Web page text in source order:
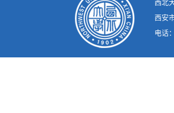
西北
西安
电话